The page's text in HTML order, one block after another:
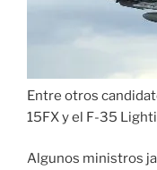
Entre otros
15FX y el F-35
Algunos ministros